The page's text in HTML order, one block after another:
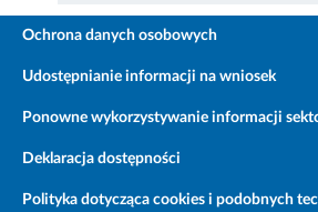
Ochrona danych osobowych
Udostępnianie informacji na wniosek
Ponowne wykorzystywanie informacji
Deklaracja dostępności
Polityka dotycząca cookies i podobnych